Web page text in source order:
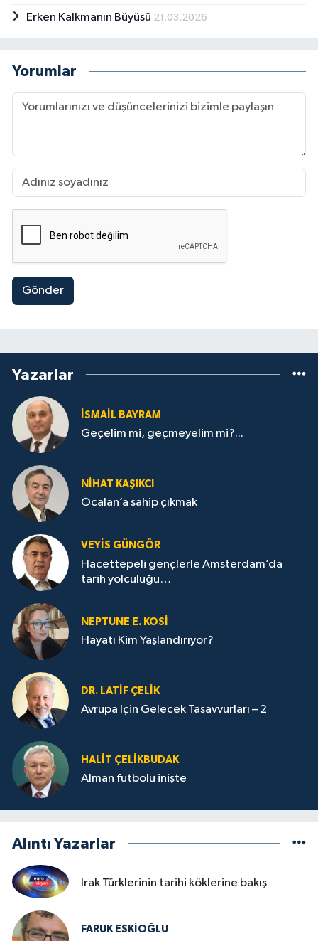
Erken Kalkmanın Büyüsü 21.03.2026
Yorumlar
Gönder
Yazarlar
İSMAİL BAYRAM
Geçelim mi, geçmeyelim mi?...
NİHAT KAŞIKCI
Öcalan’a sahip çıkmak
VEYIS GÜNGÖR
Hacettepeli gençlerle Amsterdam’da
tarih yolculuğu…
NEPTUNE E. KOSİ
Hayatı Kim Yaşlandırıyor?
DR. LATİF ÇELİK
Avrupa İçin Gelecek Tasavvurları – 2
HALIT ÇELİKBUDAK
Alman futbolu inişte
Alıntı Yazarlar
Irak Türklerinin tarihi köklerine bakış
FARUK ESKİOĞLU